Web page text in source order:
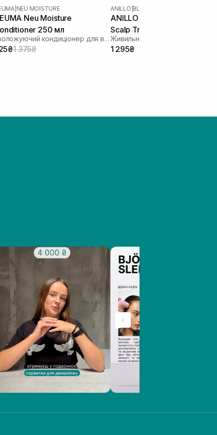
NEU MOISTURE
Neu Moisture
250 мл
Зволожуючий кондиціонер для волосся
1 375₴
ANILLO BLACK TEA NOURISHING
ANILLO Black Tea Nourishing
Scalp Treatment 150 мл
1 295₴